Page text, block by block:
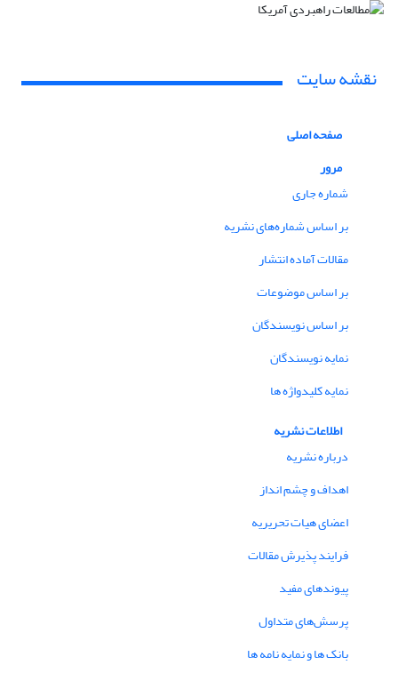
نقشه سایت
صفحه اصلی
مرور
شماره جاری
بر اساس شماره‌های نشریه
مقالات آماده انتشار
بر اساس موضوعات
بر اساس نویسندگان
نمایه نویسندگان
نمایه کلیدواژه ها
اطلاعات نشریه
درباره نشریه
اهداف و چشم انداز
اعضای هیات تحریریه
فرایند پذیرش مقالات
پیوندهای مفید
پرسش‌های متداول
بانک ها و نمایه نامه ها